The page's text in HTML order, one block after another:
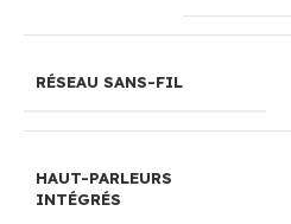
RÉSEAU SANS-FIL
HAUT-PARLEURS
INTÉGRÉS